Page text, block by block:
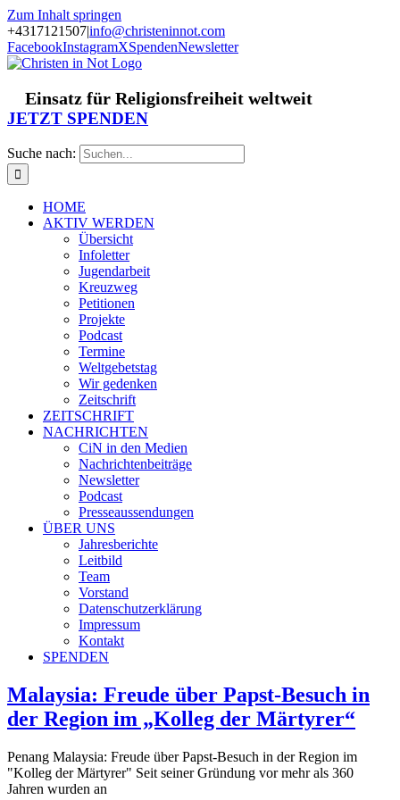
Zum Inhalt springen
+4317121507|info@christeninnot.com
FacebookInstagramXSpendenNewsletter
Einsatz für Religionsfreiheit weltweit
JETZT SPENDEN
Suche nach:
HOME
AKTIV WERDEN
Übersicht
Infoletter
Jugendarbeit
Kreuzweg
Petitionen
Projekte
Podcast
Termine
Weltgebetstag
Wir gedenken
Zeitschrift
ZEITSCHRIFT
NACHRICHTEN
CiN in den Medien
Nachrichtenbeiträge
Newsletter
Podcast
Presseaussendungen
ÜBER UNS
Jahresberichte
Leitbild
Team
Vorstand
Datenschutzerklärung
Impressum
Kontakt
SPENDEN
Malaysia: Freude über Papst-Besuch in
der Region im „Kolleg der Märtyrer“
Penang Malaysia: Freude über Papst-Besuch in der Region im
"Kolleg der Märtyrer" Seit seiner Gründung vor mehr als 360
Jahren wurden an